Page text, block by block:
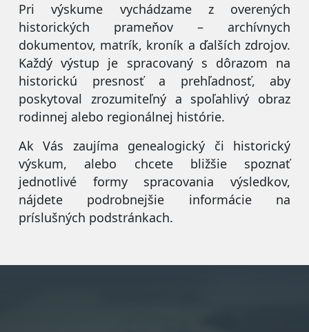
Pri výskume vychádzame z overených
historických prameňov – archívnych
dokumentov, matrík, kroník a ďalších zdrojov.
Každý výstup je spracovaný s dôrazom na
historickú presnosť a prehľadnosť, aby
poskytoval zrozumiteľný a spoľahlivý obraz
rodinnej alebo regionálnej histórie.
Ak Vás zaujíma genealogický či historický
výskum, alebo chcete bližšie spoznať
jednotlivé formy spracovania výsledkov,
nájdete podrobnejšie informácie na
príslušných podstránkach.